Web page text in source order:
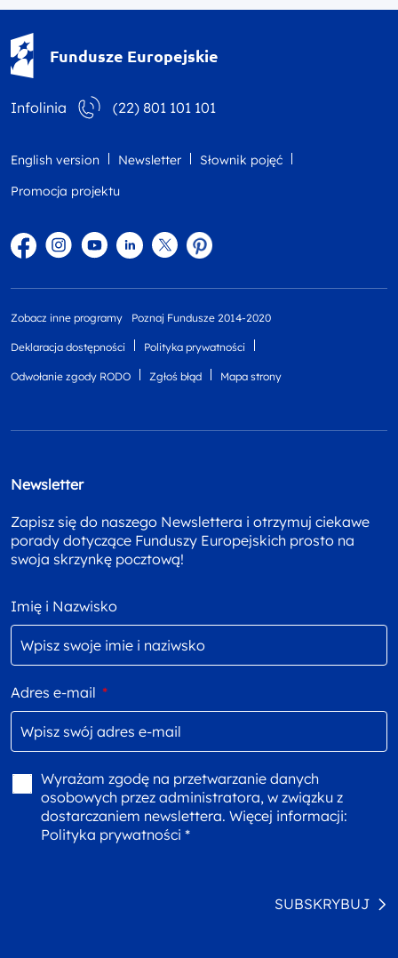
Fundusze Europejskie
Infolinia (22) 801 101 101
English version Newsletter
Słownik pojęć
Promocja projektu
FacebookInstagram
YouTubeLinkedintwitterPinterest
Zobacz inne programy Poznaj Fundusze 2014-2020
Deklaracja dostępności Polityka prywatności
Odwołanie zgody RODO Zgłoś błąd Mapa strony
Newsletter
Zapisz się do naszego Newslettera i otrzymuj ciekawe
porady dotyczące Funduszy Europejskich prosto na
swoja skrzynkę pocztową!
Imię i Nazwisko
Adres e-mail *
Wyrażam zgodę na przetwarzanie danych
osobowych przez administratora, w związku z
dostarczaniem newslettera. Więcej informacji:
Polityka prywatności *
SUBSKRYBUJ